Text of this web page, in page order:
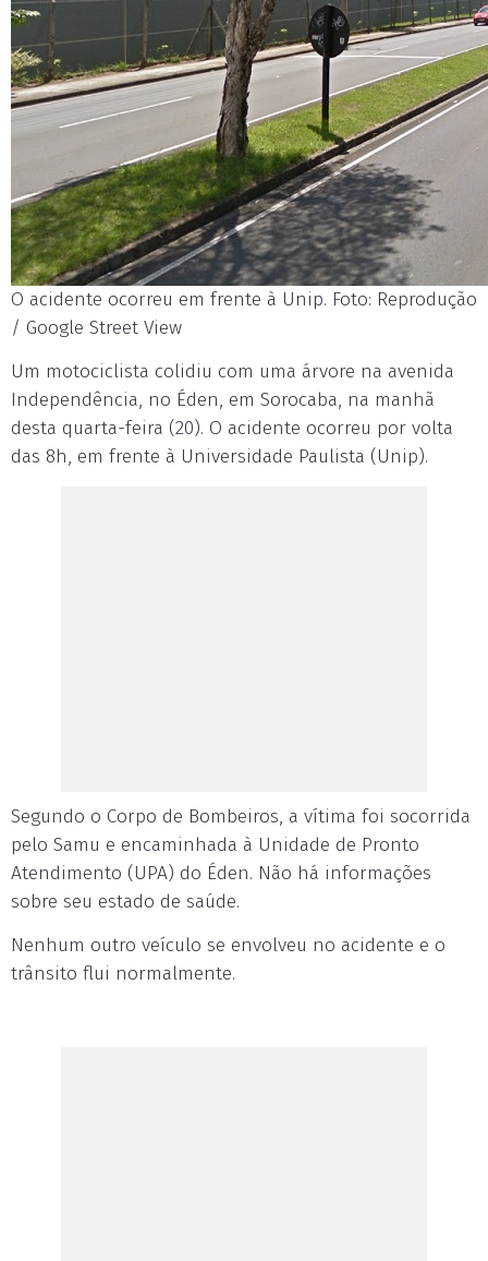
O acidente ocorreu em frente à Unip. Foto: Reprodução
/ Google Street View
Um motociclista colidiu com uma árvore na avenida
Independência, no Éden, em Sorocaba, na manhã
desta quarta-feira (20). O acidente ocorreu por volta
das 8h, em frente à Universidade Paulista (Unip).
Segundo o Corpo de Bombeiros, a vítima foi socorrida
pelo Samu e encaminhada à Unidade de Pronto
Atendimento (UPA) do Éden. Não há informações
sobre seu estado de saúde.
Nenhum outro veículo se envolveu no acidente e o
trânsito flui normalmente.